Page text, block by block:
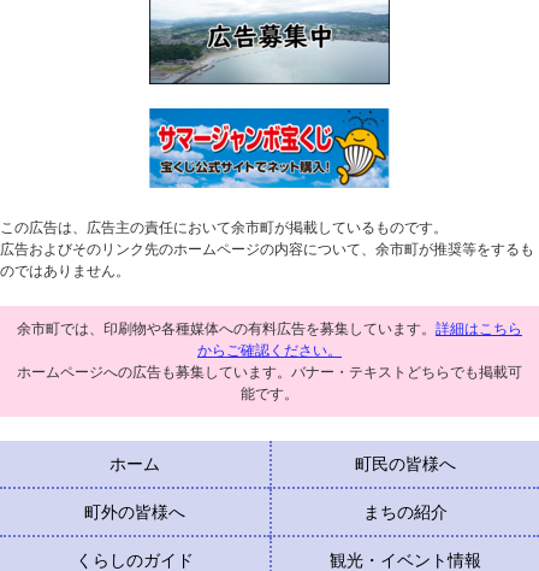
この広告は、広告主の責任において余市町が掲載しているものです。
広告およびそのリンク先のホームページの内容について、余市町が推奨等をするも
のではありません。
余市町では、印刷物や各種媒体への有料広告を募集しています。 詳細はこちら
からご確認ください。
ホームページへの広告も募集しています。バナー・テキストどちらでも掲載可
能です。
ホーム 町民の皆様へ
町外の皆様へ まちの紹介
くらしのガイド 観光・イベント情報